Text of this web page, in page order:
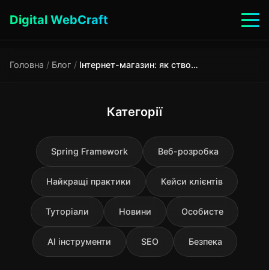
Digital WebCraft
Головна / Блог / Інтернет-магазин: як створити сайт, який продає
Категорії
Spring Framework Веб-розробка
Найкращі практики Кейси клієнтів
Туторіали Новини Особисте
AI інструменти SEO Безпека